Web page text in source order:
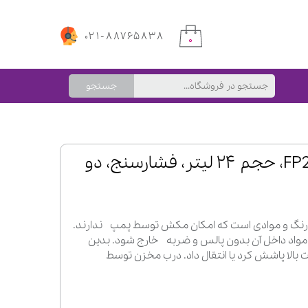
۰۲۱-۸۸۷۶۵۸۳۸ ۰
جستجو
مخزن تحت فشار مدل FP24/3، حجم ۲۴ لیتر، فشارسنج، دو
و موادی است که امکان مکش توسط پمپ ندارند.
داخل آن بدون پالس و ضربه خارج شود. بدین
بالا پاشش کرد یا انتقال داد. درب مخزن توسط